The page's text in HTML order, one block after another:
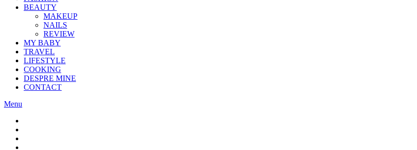
BEAUTY
MAKEUP
NAILS
REVIEW
MY BABY
TRAVEL
LIFESTYLE
COOKING
DESPRE MINE
CONTACT
Menu